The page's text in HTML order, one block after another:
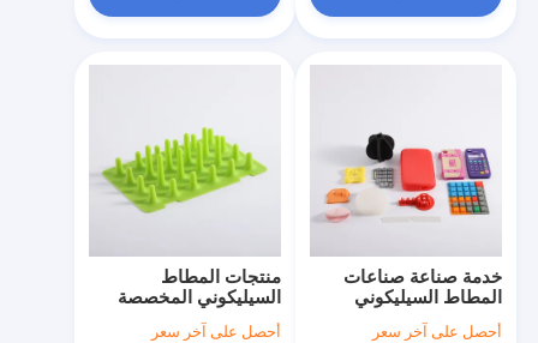
منتجات المطاط
السيليكوني المخصصة
أحصل على آخر سعر
خدمة صناعة صناعات
المطاط السيليكوني
حسب الطلب
أحصل على آخر سعر